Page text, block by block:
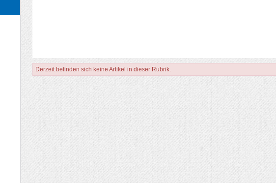
Derzeit befinden sich keine Artikel in dieser Rubrik.